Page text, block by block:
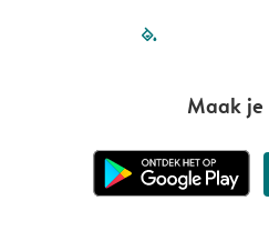
filled-
Maak je